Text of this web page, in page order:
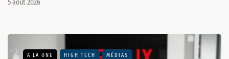
5 août 2026
A LA UNE HIGH TECH MÉDIAS